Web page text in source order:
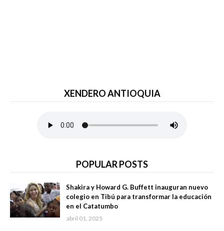
XENDERO ANTIOQUIA
POPULAR POSTS
Shakira y Howard G. Buffett inauguran nuevo
colegio en Tibú para transformar la educación
en el Catatumbo
abril 01, 2025